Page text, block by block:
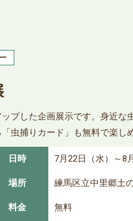
プした企画展示です。身近
虫捕りカード」も無料で楽し
日時
7月22日（水）～8
場所
練馬区立中里郷土
料金
無料